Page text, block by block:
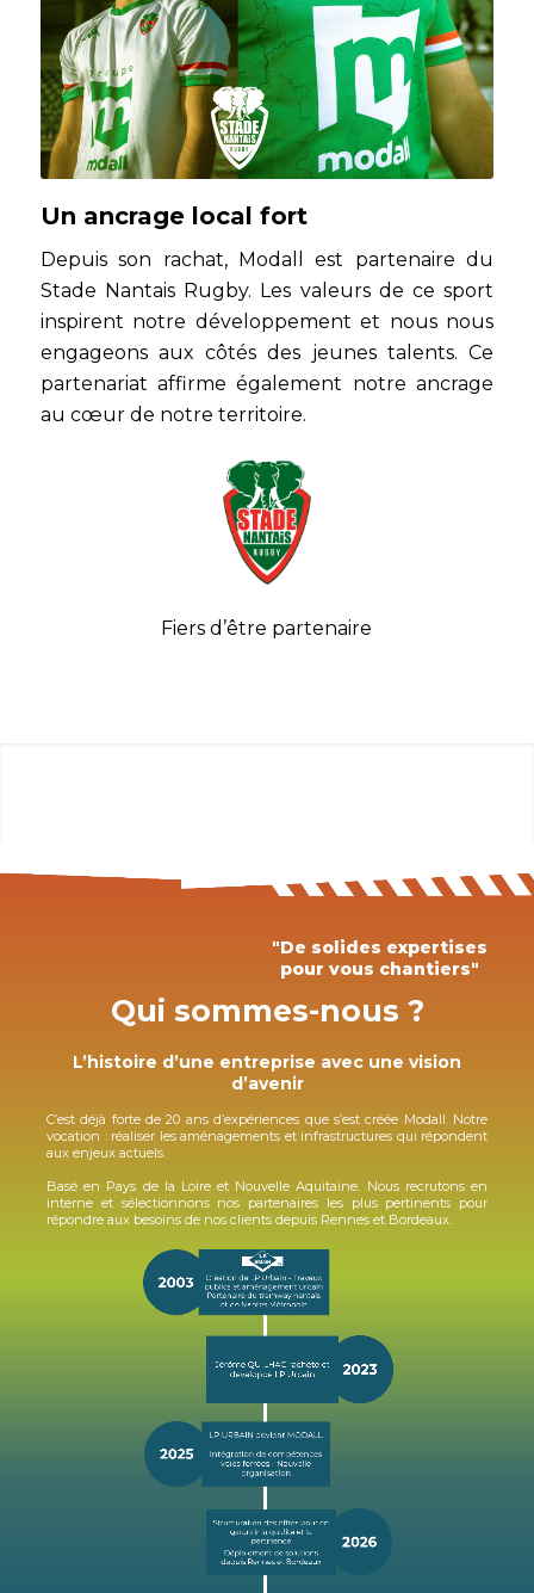
Un ancrage local fort
Depuis son rachat, Modall est partenaire du
Stade Nantais Rugby. Les valeurs de ce sport
inspirent notre développement et nous nous
engageons aux côtés des jeunes talents. Ce
partenariat affirme également notre ancrage
au cœur de notre territoire.
Fiers d’être partenaire
Qui sommes-nous ?
L’histoire d’une entreprise avec une vision
d’avenir
C’est déjà forte de 20 ans d’expériences que s’est créée Modall. Notre
vocation : réaliser les aménagements et infrastructures qui répondent
aux enjeux actuels.
Basé en Pays de la Loire et Nouvelle Aquitaine. Nous recrutons en
interne et sélectionnons nos partenaires les plus pertinents pour
répondre aux besoins de nos clients depuis Rennes et Bordeaux.
"De solides expertises
pour vous chantiers"